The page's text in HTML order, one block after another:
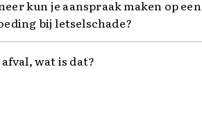
kun je aanspraak maken op een
bij letselschade?
wat is dat?